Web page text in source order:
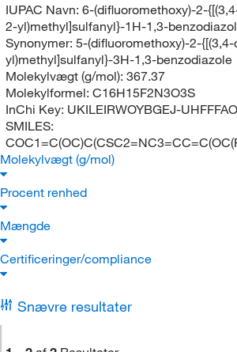
IUPAC Navn: 6-(difluoromethoxy)-2-
2-yl)methyl]sulfanyl}-1H-1,3-
Synonymer: 5-(difluoromethoxy)-2-
yl)methyl]sulfanyl}-3H-1,3-benzodiazole
Molekylvægt (g/mol): 367.37
Molekylformel: C16H15F2N3O3S
InChi Key: UKILEIRWOYBGEJ-
SMILES:
Molekylvægt (g/mol)
Procent renhed
Mængde
Certificeringer/compliance
Snævre resultater